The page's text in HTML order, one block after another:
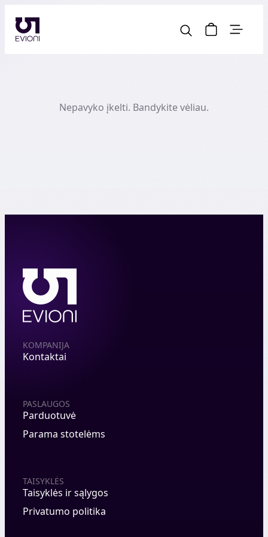
Nepavyko įkelti. Bandykite vėliau.
KOMPANIJA
Kontaktai
PASLAUGOS
Parduotuvė
Parama stotelėms
TAISYKLĖS
Taisyklės ir sąlygos
Privatumo politika